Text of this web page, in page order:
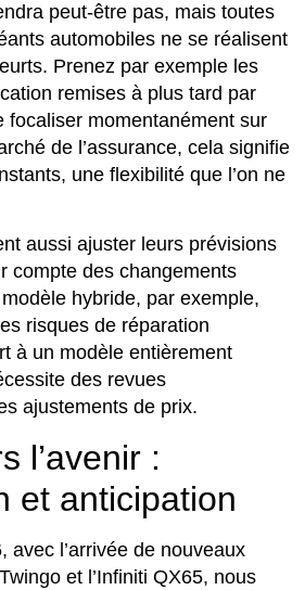
peut-être pas, mais toutes
automobiles ne se réalisent
Prenez par exemple les
remises à plus tard par
focaliser momentanément sur
de l’assurance, cela signifie
une flexibilité que l’on ne
aussi ajuster leurs prévisions
compte des changements
hybride, par exemple,
risques de réparation
à un modèle entièrement
des revues
ajustements de prix.
l’avenir :
et anticipation
avec l’arrivée de nouveaux
et l’Infiniti QX65, nous